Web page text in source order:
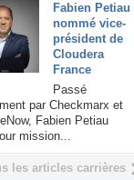
Fabien Petiau
nommé vice-
président de
Cloudera
France
Passé
par Checkmarx et
Fabien Petiau
mission...
les articles carrières